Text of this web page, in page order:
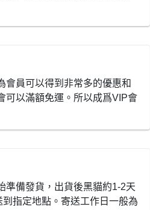
會員可以得到非常多的優惠和
可以滿額免運。所以成爲VIP會
準備發貨，出貨後黑貓約1-2天
指定地點。寄送工作日一般為